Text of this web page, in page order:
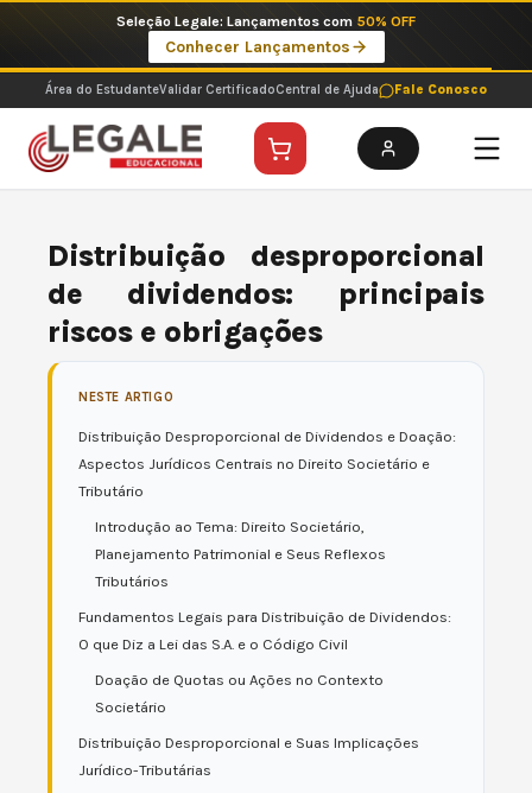
o
conteúdo
Imperdíveis no Pix: Pós Selecionadas a 199 reais no pix em parcela única
Ver ofertas
Área do EstudanteValidar CertificadoCentral de Ajuda Fale Conosco
Distribuição desproporcional
de dividendos: principais
riscos e obrigações
NESTE ARTIGO
Distribuição Desproporcional de Dividendos e Doação:
Aspectos Jurídicos Centrais no Direito Societário e
Tributário
Introdução ao Tema: Direito Societário,
Planejamento Patrimonial e Seus Reflexos
Tributários
Fundamentos Legais para Distribuição de Dividendos:
O que Diz a Lei das S.A. e o Código Civil
Doação de Quotas ou Ações no Contexto
Societário
Distribuição Desproporcional e Suas Implicações
Jurídico-Tributárias